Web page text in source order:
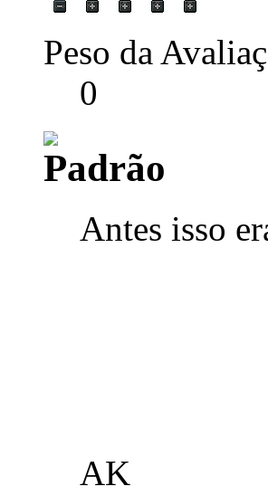
Peso da
0
Antes isso
AK